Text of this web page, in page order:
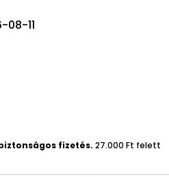
08-11
fizetés. 27.000 Ft felett